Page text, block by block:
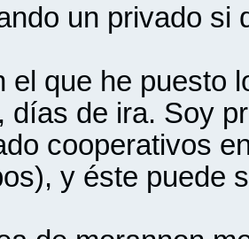
un privado si
el que he puesto
días de ira. Soy
cooperativos
y éste puede